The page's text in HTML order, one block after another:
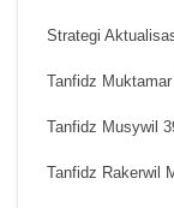
Strategi
Tanfidz
Tanfidz Musywil
Tanfidz Rakerwil